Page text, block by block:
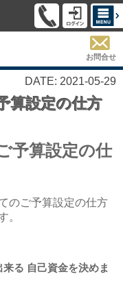
お問合せ
DATE: 2021-05-29
算設定の仕方
予算設定の仕
のご予算設定の仕方
。
来る 自己資金を決めま